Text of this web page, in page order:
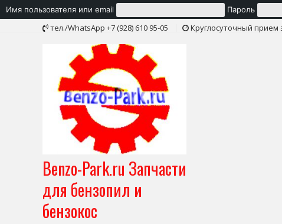
Имя пользователя или email Пароль
тел./WhatsApp +7 (928) 610 95-05 Круглосуточный прием
Benzo-Park.ru Запчасти
для бензопил и
бензокос